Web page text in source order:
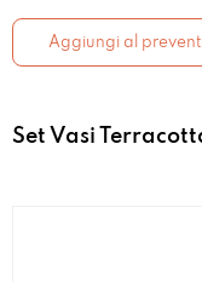
Aggiungi al
Set Vasi